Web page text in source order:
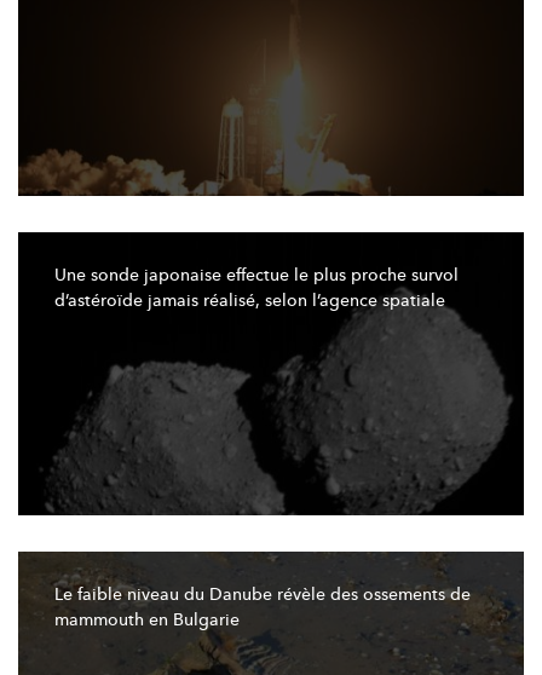
Une sonde japonaise effectue le plus proche survol
d’astéroïde jamais réalisé, selon l’agence spatiale
Le faible niveau du Danube révèle des ossements de
mammouth en Bulgarie